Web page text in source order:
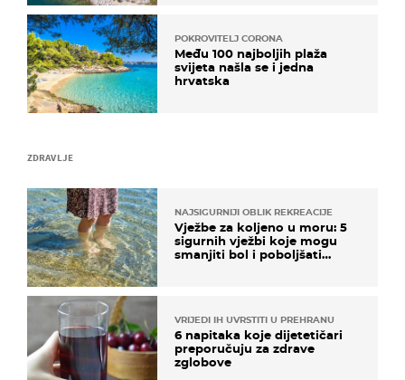
ZDRAVLJE
NAJSIGURNIJI OBLIK REKREACIJE
Vježbe za koljeno u moru: 5
sigurnih vježbi koje mogu
smanjiti bol i poboljšati
VRIJEDI IH UVRSTITI U PREHRANU
6 napitaka koje dijetetičari
preporučuju za zdrave
zglobove
POKROVITELJ CORONA
Među 100 najboljih plaža
svijeta našla se i jedna
hrvatska